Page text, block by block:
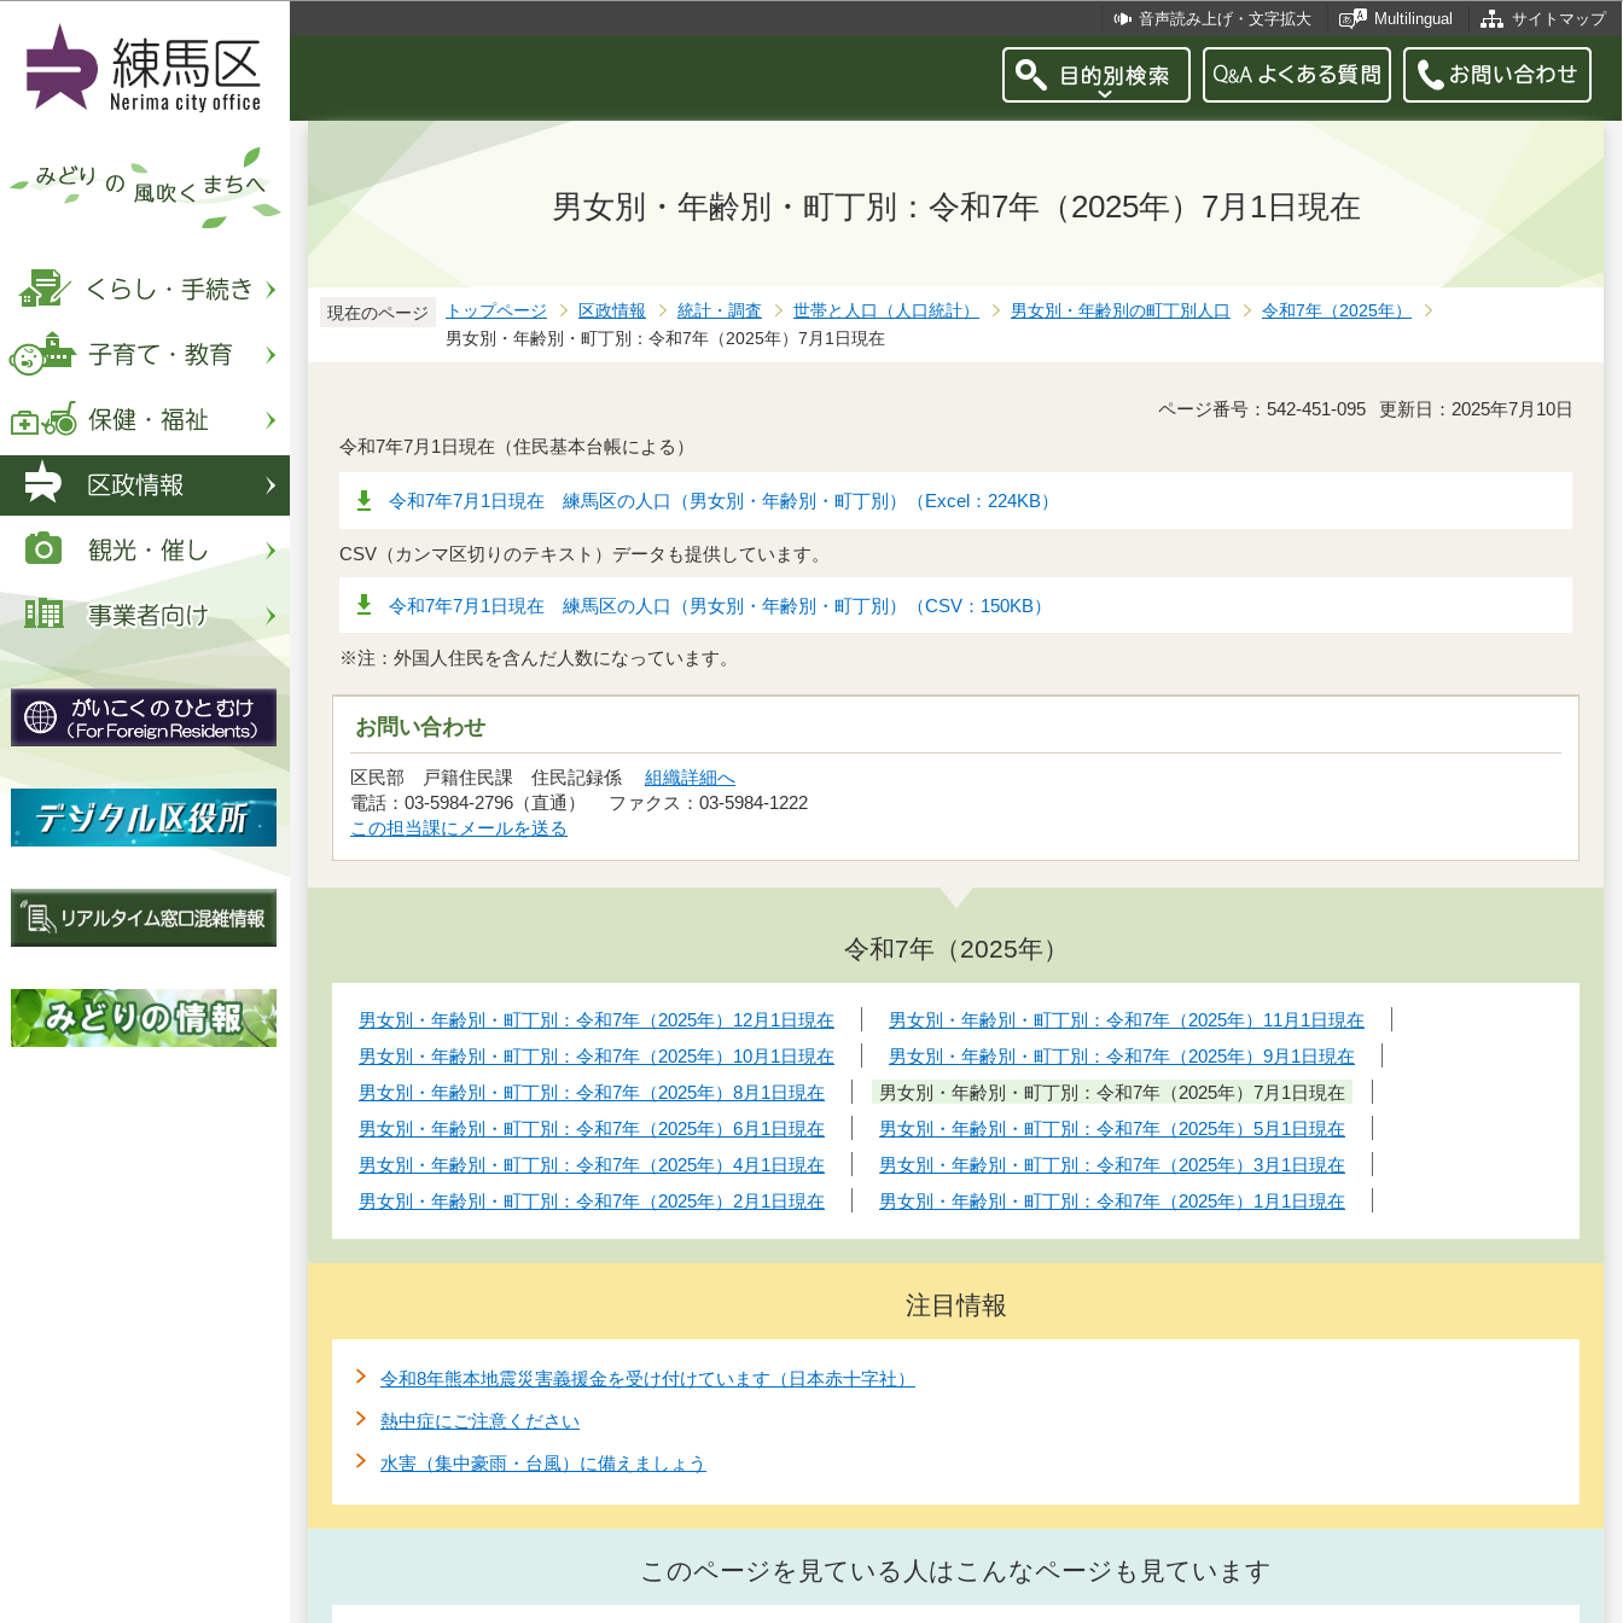
音声読み上げ・文字拡大 Multilingual サイトマップ
男女別・年齢別・町丁別：令和7年（2025年）7月1日現在
現在のページ トップページ 区政情報 統計・調査 世帯と人口（人口統計） 男女別・年齢別の町丁別人口
令和7年（2025年）
男女別・年齢別・町丁別：令和7年（2025年）7月1日現在
ページ番号：542-451-095
更新日：2025年7月10日
令和7年7月1日現在（住民基本台帳による）
令和7年7月1日現在 練馬区の人口（男女別・年齢別・町丁別）（Excel：224KB）
CSV（カンマ区切りのテキスト）データも提供しています。
令和7年7月1日現在 練馬区の人口（男女別・年齢別・町丁別）（CSV：150KB）
※注：外国人住民を含んだ人数になっています。
お問い合わせ
区民部 戸籍住民課 住民記録係 組織詳細へ
電話：03-5984-2796（直通） ファクス：03-5984-1222
この担当課にメールを送る
令和7年（2025年）
男女別・年齢別・町丁別：令和7年（2025年）12月1日現在
男女別・年齢別・町丁別：令和7年（2025年）11月1日現在
男女別・年齢別・町丁別：令和7年（2025年）10月1日現在
男女別・年齢別・町丁別：令和7年（2025年）9月1日現在
男女別・年齢別・町丁別：令和7年（2025年）8月1日現在
男女別・年齢別・町丁別：令和7年（2025年）7月1日現在
男女別・年齢別・町丁別：令和7年（2025年）6月1日現在
男女別・年齢別・町丁別：令和7年（2025年）5月1日現在
男女別・年齢別・町丁別：令和7年（2025年）4月1日現在
男女別・年齢別・町丁別：令和7年（2025年）3月1日現在
男女別・年齢別・町丁別：令和7年（2025年）2月1日現在
男女別・年齢別・町丁別：令和7年（2025年）1月1日現在
注目情報
令和8年熊本地震災害義援金を受け付けています（日本赤十字社）
熱中症にご注意ください
水害（集中豪雨・台風）に備えましょう
このページを見ている人はこんなページも見ています